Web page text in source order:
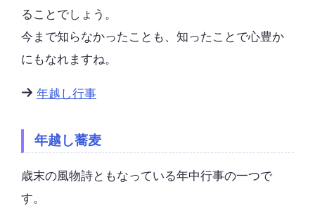
ることでしょう。
今まで知らなかったことも、知ったことで心豊か
にもなれますね。
年越し行事
年越し蕎麦
歳末の風物詩ともなっている年中行事の一つで
す。